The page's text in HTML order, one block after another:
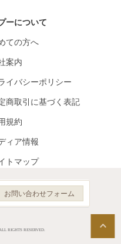
ーについて
ての方へ
案内
イバシーポリシー
商取引に基づく表記
規約
ィア情報
トマップ
お問い合わせフォーム
RIGHTS RESERVED.